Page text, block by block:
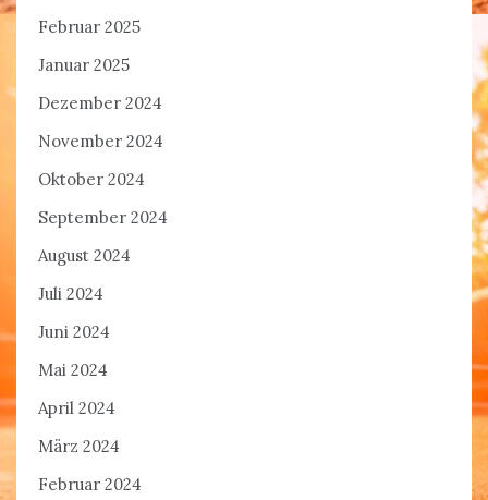
Februar 2025
Januar 2025
Dezember 2024
November 2024
Oktober 2024
September 2024
August 2024
Juli 2024
Juni 2024
Mai 2024
April 2024
März 2024
Februar 2024